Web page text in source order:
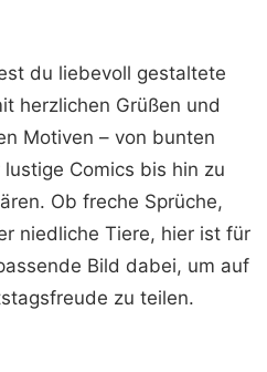
du liebevoll gestaltete
herzlichen Grüßen und
Motiven – von bunten
Comics bis hin zu
Ob freche Sprüche,
niedliche Tiere, hier ist für
Bild dabei, um auf
zu teilen.